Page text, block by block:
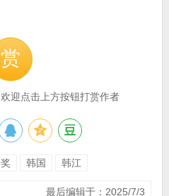
赏
迎点击上方按钮打赏作者
韩国 韩江
最后编辑于：2025/7/3